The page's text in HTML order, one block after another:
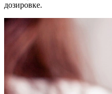
дозировке.